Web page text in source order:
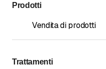
Prodotti
Vendita di prodotti
Trattamenti